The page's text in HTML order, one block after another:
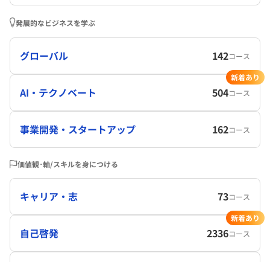
発展的なビジネスを学ぶ
グローバル 142コース
AI・テクノベート 504コース
新着あり
事業開発・スタートアップ 162コース
価値観･軸/スキルを身につける
キャリア・志 73コース
自己啓発 2336コース
新着あり